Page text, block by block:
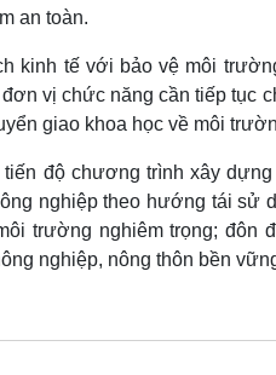
an toàn.
kinh tế với bảo vệ môi
vị chức năng cần tiếp tục
giao khoa học về môi
độ chương trình xây
nghiệp theo hướng tái sử
trường nghiêm trọng;
nghiệp, nông thôn bền